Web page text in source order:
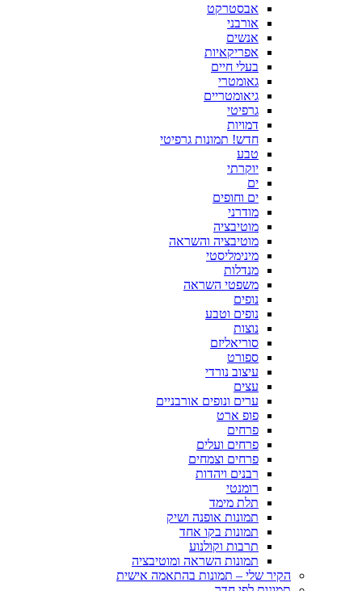
אבסטרקט
אורבני
אנשים
אפריקאיות
בעלי חיים
גאומטרי
גיאומטריים
גרפיטי
דמויות
חדש! תמונות גרפיטי
טבע
יוקרתי
ים
ים וחופים
מודרני
מוטיבציה
מוטיבציה והשראה
מינימליסטי
מנדלות
משפטי השראה
נופים
נופים וטבע
נוצות
סוריאליזם
ספורט
עיצוב נורדי
עצים
ערים ונופים אורבניים
פופ ארט
פרחים
פרחים ועלים
פרחים וצמחים
רבנים ויהדות
רומנטי
תלת מימד
תמונות אופנה ושיק
תמונות בקו אחד
תרבות וקולנוע
תמונות השראה ומוטיבציה
הקיר שלי – תמונות בהתאמה אישית